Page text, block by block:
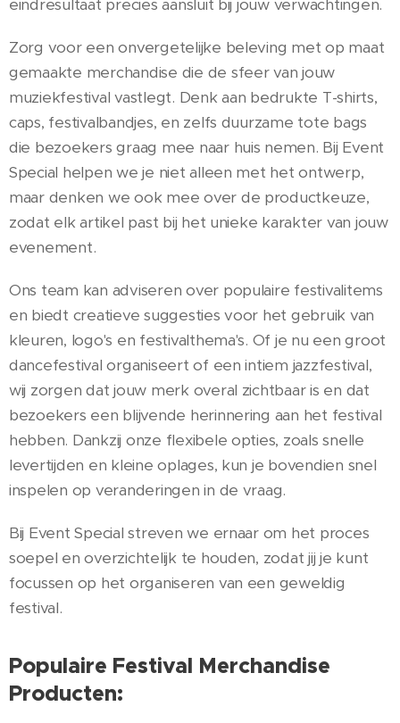
eindresultaat precies aansluit bij jouw verwachtingen.
Zorg voor een onvergetelijke beleving met op maat
gemaakte merchandise die de sfeer van jouw
muziekfestival vastlegt. Denk aan bedrukte T-shirts,
caps, festivalbandjes, en zelfs duurzame tote bags
die bezoekers graag mee naar huis nemen. Bij Event
Special helpen we je niet alleen met het ontwerp,
maar denken we ook mee over de productkeuze,
zodat elk artikel past bij het unieke karakter van jouw
evenement.
Ons team kan adviseren over populaire festivalitems
en biedt creatieve suggesties voor het gebruik van
kleuren, logo's en festivalthema's. Of je nu een groot
dancefestival organiseert of een intiem jazzfestival,
wij zorgen dat jouw merk overal zichtbaar is en dat
bezoekers een blijvende herinnering aan het festival
hebben. Dankzij onze flexibele opties, zoals snelle
levertijden en kleine oplages, kun je bovendien snel
inspelen op veranderingen in de vraag.
Bij Event Special streven we ernaar om het proces
soepel en overzichtelijk te houden, zodat jij je kunt
focussen op het organiseren van een geweldig
festival.
Populaire Festival Merchandise
Producten: